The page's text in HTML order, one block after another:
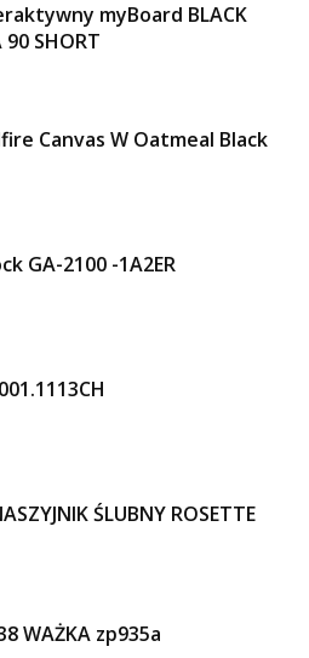
myBoard BLACK
SHORT
Canvas W Oatmeal Black
GA-2100 -1A2ER
ŚLUBNY ROSETTE
WAŻKA zp935a